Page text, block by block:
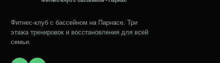
Фитнес-клуб с бассейном на Парнасе. Три
этажа тренировок и восстановления для всей
семьи.